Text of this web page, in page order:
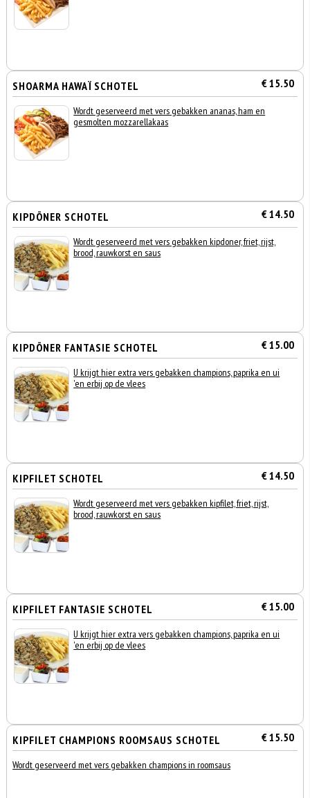
SHOARMA HAWAÏ SCHOTEL € 15.50
Wordt geserveerd met vers gebakken ananas, ham en
gesmolten mozzarellakaas
KIPDÖNER SCHOTEL € 14.50
Wordt geserveerd met vers gebakken kipdoner, friet, rijst,
brood, rauwkorst en saus
KIPDÖNER FANTASIE SCHOTEL € 15.00
U krijgt hier extra vers gebakken champions, paprika en ui
'en erbij op de vlees
KIPFILET SCHOTEL € 14.50
Wordt geserveerd met vers gebakken kipfilet, friet, rijst,
brood, rauwkorst en saus
KIPFILET FANTASIE SCHOTEL € 15.00
U krijgt hier extra vers gebakken champions, paprika en ui
'en erbij op de vlees
KIPFILET CHAMPIONS ROOMSAUS SCHOTEL € 15.50
Wordt geserveerd met vers gebakken champions in roomsaus